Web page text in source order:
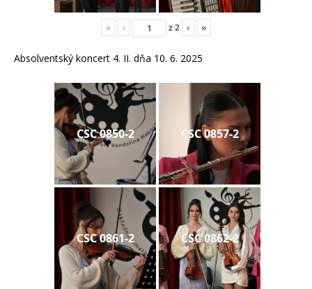
« ‹ z2 › »
Absolventský koncert 4. II. dňa 10. 6. 2025
CSC 0850-2 CSC 0857-2
CSC 0861-2 CSC 0862-2